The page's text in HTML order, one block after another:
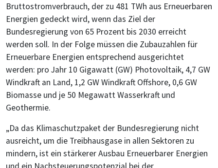
Bruttostromverbrauch, der zu 481 TWh aus Erneuerbaren
Energien gedeckt wird, wenn das Ziel der
Bundesregierung von 65 Prozent bis 2030 erreicht
werden soll. In der Folge müssen die Zubauzahlen für
Erneuerbare Energien entsprechend ausgerichtet
werden: pro Jahr 10 Gigawatt (GW) Photovoltaik, 4,7 GW
Windkraft an Land, 1,2 GW Windkraft Offshore, 0,6 GW
Biomasse und je 50 Megawatt Wasserkraft und
Geothermie.
„Da das Klimaschutzpaket der Bundesregierung nicht
ausreicht, um die Treibhausgase in allen Sektoren zu
mindern, ist ein stärkerer Ausbau Erneuerbarer Energien